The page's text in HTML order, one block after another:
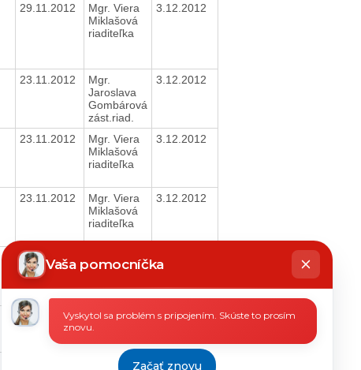
29.11.2012
Mgr. Viera
Miklašová
riaditeľka
3.12.2012
23.11.2012
Mgr.
Jaroslava
Gombárová
zást.riad.
3.12.2012
23.11.2012
Mgr. Viera
Miklašová
riaditeľka
3.12.2012
23.11.2012
Mgr. Viera
Miklašová
riaditeľka
3.12.2012
23.11.2012
Mgr. Viera
Miklašová
21.11.2012
Mgr. Viera
Miklašová
riaditeľka
3.12.2012
Mgr. Viera
3.12.2012
Vaša pomocníčka
Chatbot
píše
Vyskytol sa problém s pripojením. Skúste to prosím
znovu.
Začať znovu